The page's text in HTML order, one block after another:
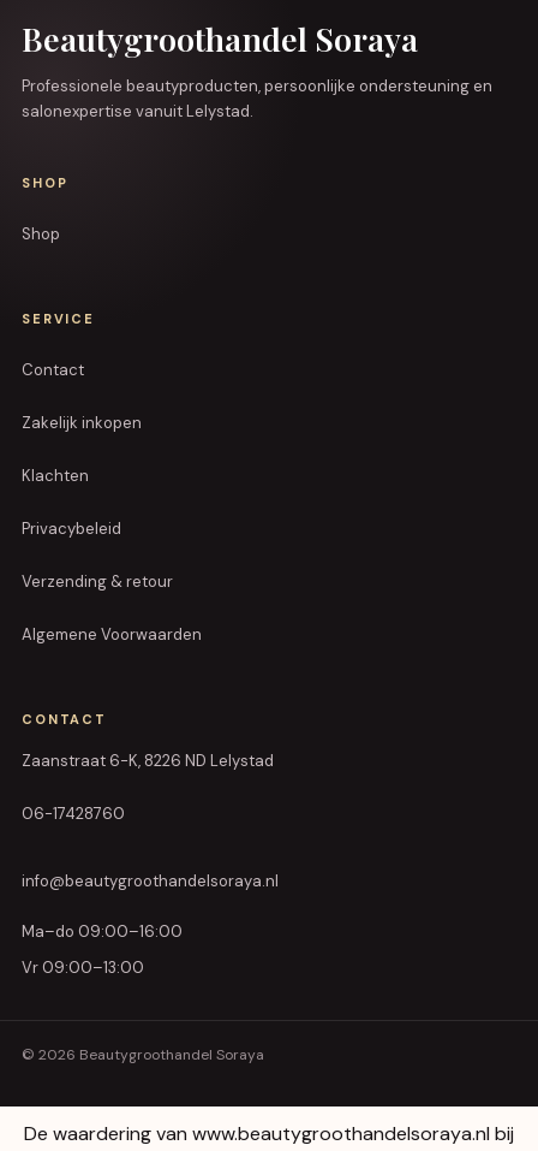
Beautygroothandel Soraya
Professionele beautyproducten, persoonlijke ondersteuning en
salonexpertise vanuit Lelystad.
SHOP
Shop
SERVICE
Contact
Zakelijk inkopen
Klachten
Privacybeleid
Verzending & retour
Algemene Voorwaarden
CONTACT
Zaanstraat 6-K, 8226 ND Lelystad
06-17428760
info@beautygroothandelsoraya.nl
Ma–do 09:00–16:00
Vr 09:00–13:00
© 2026 Beautygroothandel Soraya
De waardering van www.beautygroothandelsoraya.nl bij